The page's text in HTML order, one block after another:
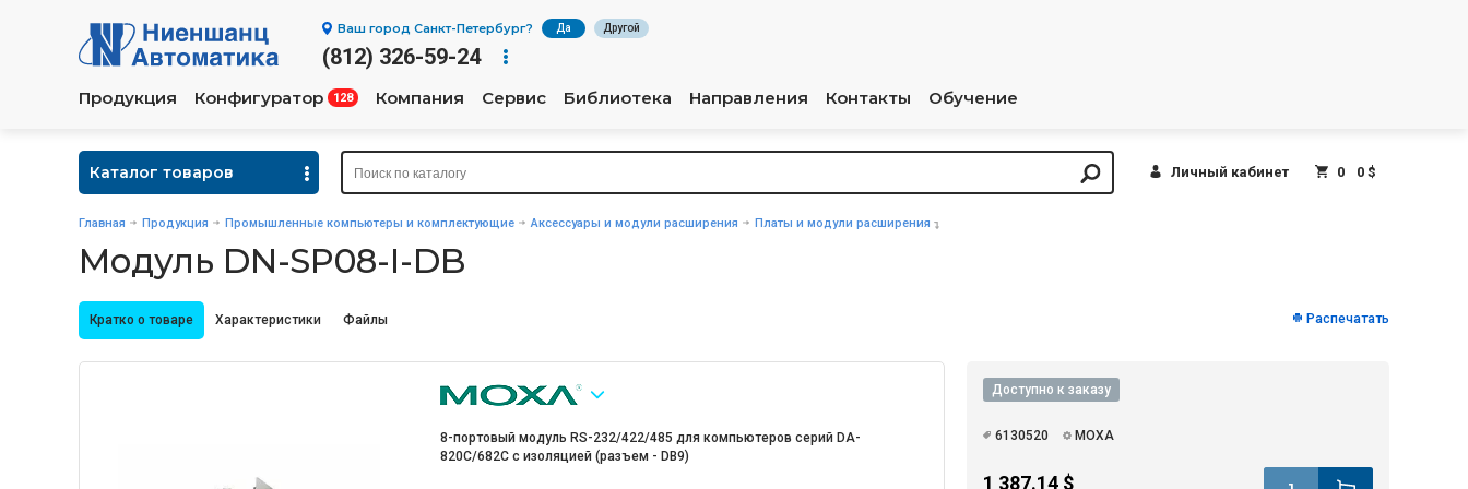
Ваш город Санкт-Петербург? Да Другой
(812) 326-59-24
Продукция Конфигуратор 128 Компания Сервис Библиотека Направления Контакты Обучение
Каталог товаров Личный кабинет 0 0 $
Главная Продукция Промышленные компьютеры и комплектующие Аксессуары и модули расширения Платы и модули расширения
Модуль DN-SP08-I-DB
Кратко о товаре Характеристики Файлы Распечатать
Доступно к заказу
6130520 MOXA
1 387.14 $
8-портовый модуль RS-232/422/485 для компьютеров серий DA-
820C/682C с изоляцией (разъем - DB9)